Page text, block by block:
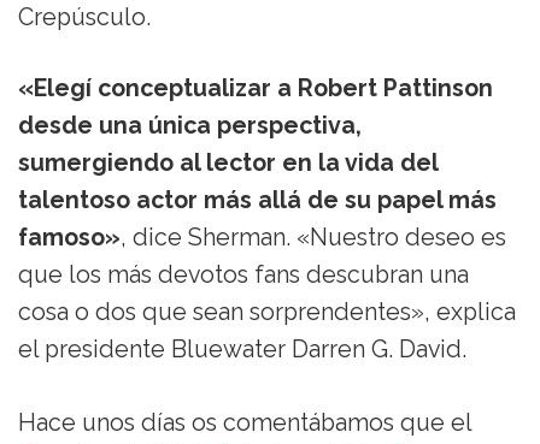
Crepúsculo.
«Elegí conceptualizar a Robert Pattinson
desde una única perspectiva,
sumergiendo al lector en la vida del
talentoso actor más allá de su papel más
famoso», dice Sherman. «Nuestro deseo es
que los más devotos fans descubran una
cosa o dos que sean sorprendentes», explica
el presidente Bluewater Darren G. David.
Hace unos días os comentábamos que el